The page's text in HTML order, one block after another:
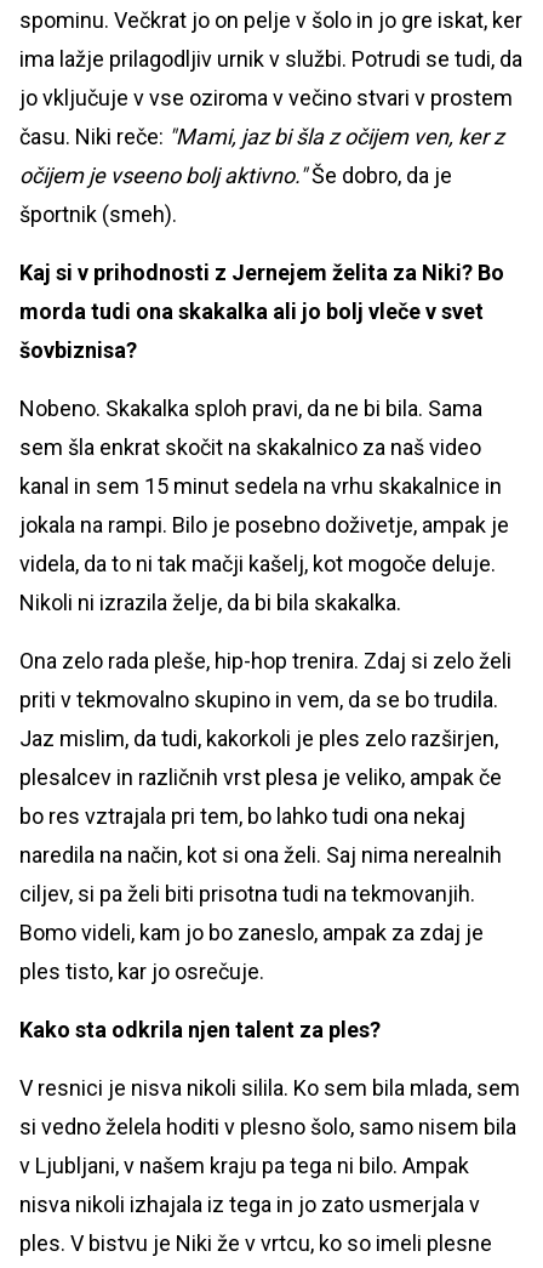
spominu. Večkrat jo on pelje v šolo in jo gre iskat, ker
ima lažje prilagodljiv urnik v službi. Potrudi se tudi, da
jo vključuje v vse oziroma v večino stvari v prostem
času. Niki reče: "Mami, jaz bi šla z očijem ven, ker z
očijem je vseeno bolj aktivno."Še dobro, da je
športnik (smeh).
Kaj si v prihodnosti z Jernejem želita za Niki? Bo
morda tudi ona skakalka ali jo bolj vleče v svet
šovbiznisa?
Nobeno. Skakalka sploh pravi, da ne bi bila. Sama
sem šla enkrat skočit na skakalnico za naš video
kanal in sem 15 minut sedela na vrhu skakalnice in
jokala na rampi. Bilo je posebno doživetje, ampak je
videla, da to ni tak mačji kašelj, kot mogoče deluje.
Nikoli ni izrazila želje, da bi bila skakalka.
Ona zelo rada pleše, hip-hop trenira. Zdaj si zelo želi
priti v tekmovalno skupino in vem, da se bo trudila.
Jaz mislim, da tudi, kakorkoli je ples zelo razširjen,
plesalcev in različnih vrst plesa je veliko, ampak če
bo res vztrajala pri tem, bo lahko tudi ona nekaj
naredila na način, kot si ona želi. Saj nima nerealnih
ciljev, si pa želi biti prisotna tudi na tekmovanjih.
Bomo videli, kam jo bo zaneslo, ampak za zdaj je
ples tisto, kar jo osrečuje.
Kako sta odkrila njen talent za ples?
V resnici je nisva nikoli silila. Ko sem bila mlada, sem
si vedno želela hoditi v plesno šolo, samo nisem bila
v Ljubljani, v našem kraju pa tega ni bilo. Ampak
nisva nikoli izhajala iz tega in jo zato usmerjala v
ples. V bistvu je Niki že v vrtcu, ko so imeli plesne